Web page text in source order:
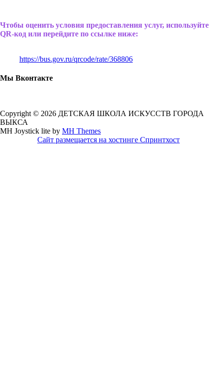
Чтобы оценить условия предоставления услуг, используйте
QR-код или перейдите по ссылке ниже:
https://bus.gov.ru/qrcode/rate/368806
Мы Вконтакте
Copyright © 2026 ДЕТСКАЯ ШКОЛА ИСКУССТВ ГОРОДА
ВЫКСА
MH Joystick lite by MH Themes
Сайт размещается на хостинге Спринтхост